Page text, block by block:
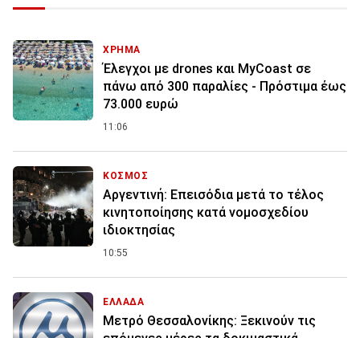
ΧΡΗΜΑ
Έλεγχοι με drones και MyCoast σε
πάνω από 300 παραλίες - Πρόστιμα έως
73.000 ευρώ
11:06
ΚΟΣΜΟΣ
Αργεντινή: Επεισόδια μετά το τέλος
κινητοποίησης κατά νομοσχεδίου
ιδιοκτησίας
10:55
ΕΛΛΑΔΑ
Μετρό Θεσσαλονίκης: Ξεκινούν τις